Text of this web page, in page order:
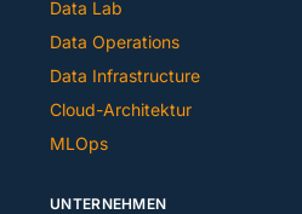
Data Lab
Data Operations
Data Infrastructure
Cloud-Architektur
MLOps
UNTERNEHMEN